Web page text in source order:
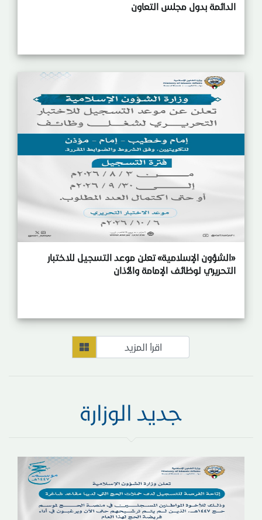
الدائمة بدول مجلس التعاون
«الشؤون الإسلامية» تعلن موعد التسجيل للاختبار
التحريري لوظائف الإمامة والأذان
جديد الوزارة